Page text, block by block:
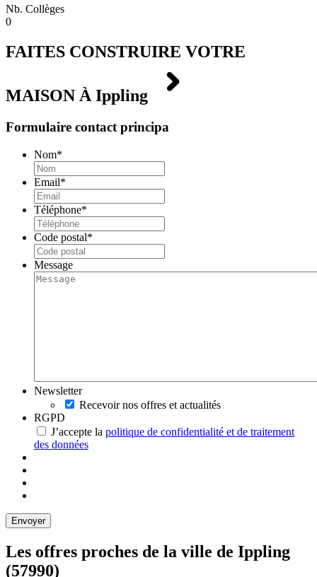
Nb. Collèges
0
FAITES CONSTRUIRE VOTRE
MAISON À Ippling
Formulaire contact principa
Nom*
Email*
Téléphone*
Code postal*
Message
Newsletter
Recevoir nos offres et actualités
RGPD
J’accepte la politique de confidentialité et de traitement
des données
Les offres proches de la ville de Ippling
(57990)